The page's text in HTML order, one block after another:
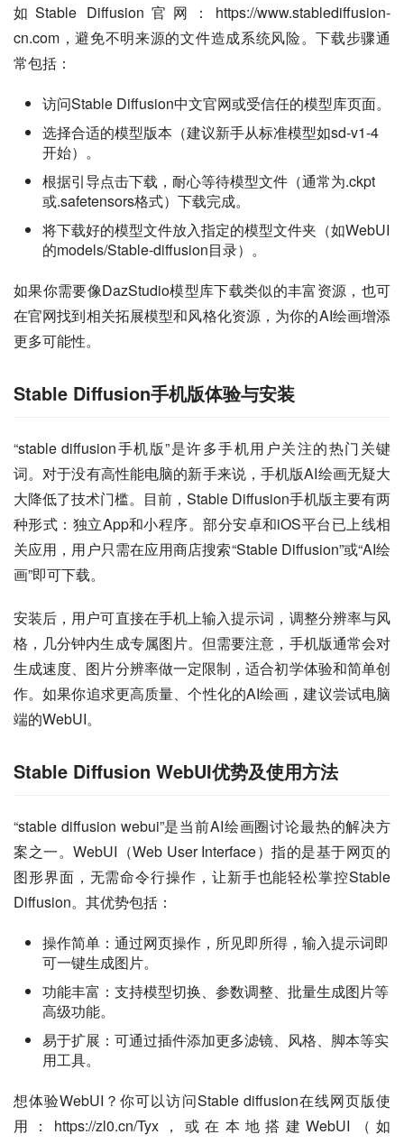
如Stable Diffusion官网：https://www.stablediffusion-
cn.com，避免不明来源的文件造成系统风险。下载步骤通
常包括：
访问Stable Diffusion中文官网或受信任的模型库页面。
选择合适的模型版本（建议新手从标准模型如sd-v1-4
开始）。
根据引导点击下载，耐心等待模型文件（通常为.ckpt
或.safetensors格式）下载完成。
将下载好的模型文件放入指定的模型文件夹（如WebUI
的models/Stable-diffusion目录）。
如果你需要像DazStudio模型库下载类似的丰富资源，也可
在官网找到相关拓展模型和风格化资源，为你的AI绘画增添
更多可能性。
Stable Diffusion手机版体验与安装
“stable diffusion手机版”是许多手机用户关注的热门关键
词。对于没有高性能电脑的新手来说，手机版AI绘画无疑大
大降低了技术门槛。目前，Stable Diffusion手机版主要有两
种形式：独立App和小程序。部分安卓和iOS平台已上线相
关应用，用户只需在应用商店搜索“Stable Diffusion”或“AI绘
画”即可下载。
安装后，用户可直接在手机上输入提示词，调整分辨率与风
格，几分钟内生成专属图片。但需要注意，手机版通常会对
生成速度、图片分辨率做一定限制，适合初学体验和简单创
作。如果你追求更高质量、个性化的AI绘画，建议尝试电脑
端的WebUI。
Stable Diffusion WebUI优势及使用方法
“stable diffusion webui”是当前AI绘画圈讨论最热的解决方
案之一。WebUI（Web User Interface）指的是基于网页的
图形界面，无需命令行操作，让新手也能轻松掌控Stable
Diffusion。其优势包括：
操作简单：通过网页操作，所见即所得，输入提示词即
可一键生成图片。
功能丰富：支持模型切换、参数调整、批量生成图片等
高级功能。
易于扩展：可通过插件添加更多滤镜、风格、脚本等实
用工具。
想体验WebUI？你可以访问Stable diffusion在线网页版使
用：https://zl0.cn/Tyx，或在本地搭建WebUI（如